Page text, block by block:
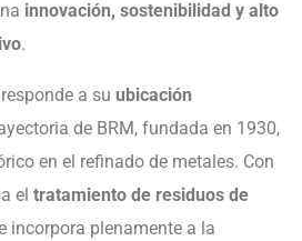
innovación, sostenibilidad y alto
.
a su ubicación
de BRM, fundada en 1930,
en el refinado de metales. Con
el tratamiento de residuos de
incorpora plenamente a la